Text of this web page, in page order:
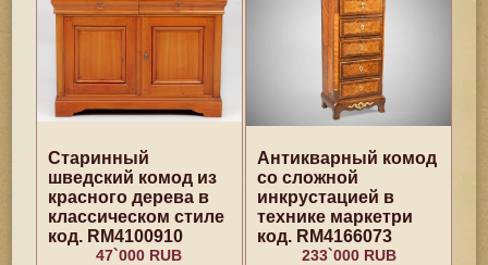
Старинный
шведский комод из
красного дерева в
классическом стиле
код. RM4100910
47`000 RUB
Антикварный комод
со сложной
инкрустацией в
технике маркетри
код. RM4166073
233`000 RUB